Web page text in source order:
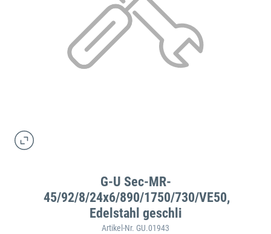
G-U Sec-MR-
45/92/8/24x6/890/1750/730/VE50,
Edelstahl geschli
Artikel-Nr. GU.01943